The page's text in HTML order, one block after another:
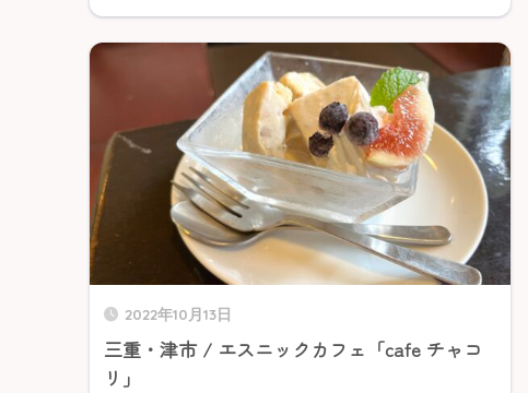
2022年10月13日
三重・津市 / エスニックカフェ「cafe チャコ
リ」